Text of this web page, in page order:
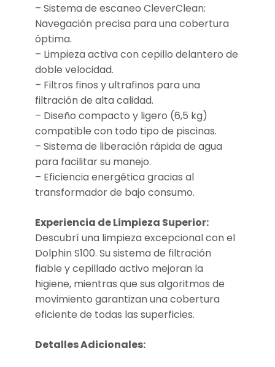
– Sistema de escaneo CleverClean:
Navegación precisa para una cobertura
óptima.
– Limpieza activa con cepillo delantero de
doble velocidad.
– Filtros finos y ultrafinos para una
filtración de alta calidad.
– Diseño compacto y ligero (6,5 kg)
compatible con todo tipo de piscinas.
– Sistema de liberación rápida de agua
para facilitar su manejo.
– Eficiencia energética gracias al
transformador de bajo consumo.
Experiencia de Limpieza Superior:
Descubrí una limpieza excepcional con el
Dolphin S100. Su sistema de filtración
fiable y cepillado activo mejoran la
higiene, mientras que sus algoritmos de
movimiento garantizan una cobertura
eficiente de todas las superficies.
Detalles Adicionales: